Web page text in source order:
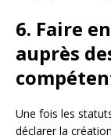
6. Faire
auprès
Une fois les
déclarer la